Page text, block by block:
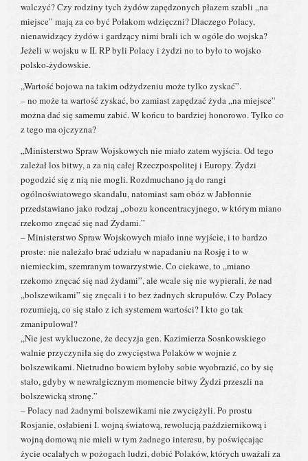
walczyć? Czy rodziny tych żydów zapędzonych płazem szabli „na
miejsce” mają za co być Polakom wdzięczni? Dlaczego Polacy,
nienawidzący żydów i gardzący nimi brali ich w ogóle do wojska?
Jeżeli w wojsku w II. RP byli Polacy i żydzi no to było to wojsko
polsko-żydowskie.
„Wartość bojowa na takim odżydzeniu może tylko zyskać”.
– no może ta wartość zyskać, bo zamiast zapędzać żyda „na miejsce”
można dać się samemu zabić. W końcu to bardziej honorowo. Tylko co
z tego ma ojczyzna?
„Ministerstwo Spraw Wojskowych nie miało zatem wyjścia. Od tego
zależał los bitwy, a za nią całej Rzeczpospolitej i Europy. Żydzi
pogodzić się z nią nie mogli. Rozdmuchano ją do rangi
ogólnoświatowego skandalu, natomiast sam obóz w Jabłonnie
przedstawiano jako rodzaj „obozu koncentracyjnego, w którym miano
rzekomo znęcać się nad Żydami.”
– Ministerstwo Spraw Wojskowych miało inne wyjście, i to bardzo
proste: nie należało brać udziału w napadaniu na Rosję i to w
niemieckim, szemranym towarzystwie. Co ciekawe, to „miano
rzekomo znęcać się nad żydami”, ale wcale się nie wypierali, że nad
„bolszewikami” się znęcali i to bez żadnych skrupułów. Czy Polacy
rozumieją, co się stało z ich systemem wartości? I kto go tak
zmanipulował?
„Nie jest wykluczone, że decyzja gen. Kazimierza Sosnkowskiego
walnie przyczyniła się do zwycięstwa Polaków w wojnie z
bolszewikami. Nietrudno bowiem byłoby sobie wyobrazić, co by się
stało, gdyby w newralgicznym momencie bitwy Żydzi przeszli na
bolszewicką stronę.”
– Polacy nad żadnymi bolszewikami nie zwyciężyli. Po prostu
Rosjanie, osłabieni I. wojną światową, rewolucją październikową i
wojną domową nie mieli w tym żadnego interesu, by poświęcając
życie ocalałych w pożogach ludzi, dobić Polaków, których uważali za